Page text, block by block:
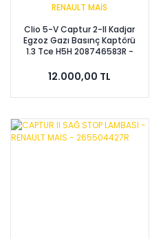
RENAULT MAİS
Clio 5-V Captur 2-II Kadjar
Egzoz Gazı Basınç Kaptörü
1.3 Tce H5H 208746583R -
12.000,00 TL